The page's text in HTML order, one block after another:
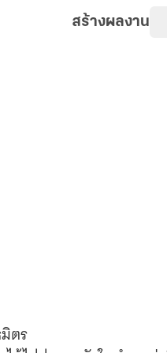
สร้างผลงาน
ตร